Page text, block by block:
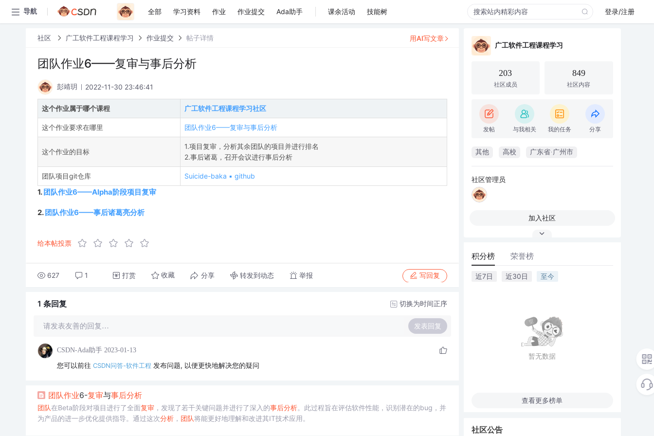
导航 全部 学习资料 作业 作业提交 Ada助手 课余活动 技能树 登录/注册
社区 广工软件工程课程学习 作业提交 帖子详情
团队作业6——复审与事后分析
彭靖玥 2022-11-30 23:46:41
这个作业属于哪个课程 广工软件工程课程学习社区
这个作业要求在哪里 团队作业6——复审与事后分析
这个作业的目标
1.项目复审，分析其余团队的项目并进行排名
2.事后诸葛，召开会议进行事后分析
团队项目git仓库 Suicide-baka ▪ github
1.团队作业6——Alpha阶段项目复审
2.团队作业6——事后诸葛亮分析
给本帖投票
627 1 打赏 收藏 分享 转发到动态 举报 写回复
用AI写文章
1 条回复 切换为时间正序
请发表友善的回复… 发表回复
CSDN-Ada助手 2023-01-13
您可以前往 CSDN问答-软件工程 发布问题, 以便更快地解决您的疑问
团队作业6-复审与事后分析
团队在Beta阶段对项目进行了全面复审，发现了若干关键问题并进行了深入的事后分析。此过程旨在评估软件性能，识别潜在的bug，并
为产品的进一步优化提供指导。通过这次分析， 团队将能更好地理解和改进其IT技术应用。
广工软件工程课程学习
203
社区成员
849
社区内容
发帖 与我相关 我的任务 分享
其他 高校 广东省·广州市
社区管理员
加入社区
积分榜 荣誉榜
近7日 近30日 至今
暂无数据
查看更多榜单
社区公告